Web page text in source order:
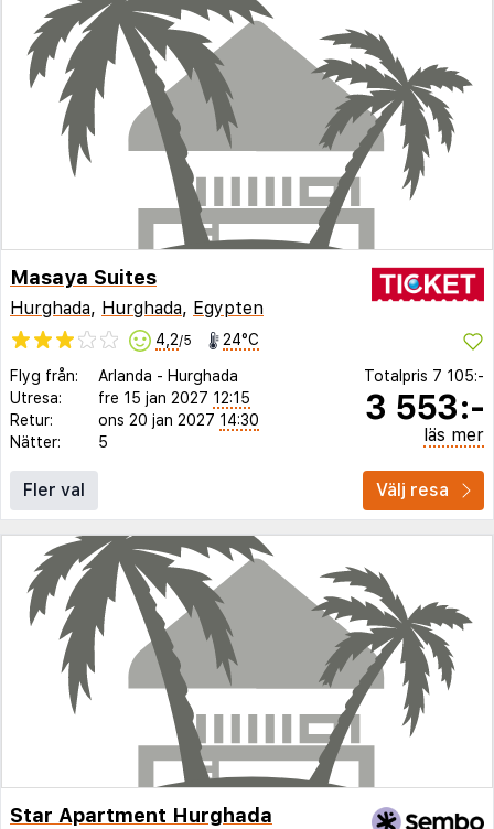
Masaya Suites
Hurghada, Hurghada, Egypten
4,2/5 24°C
Flyg från: Arlanda - Hurghada
Utresa:
fre 15 jan 2027 12:15
Retur:
ons 20 jan 2027 14:30
Nätter:
5
Totalpris 7 105:-
3 553:-
läs mer
Fler val Välj resa
Star Apartment Hurghada